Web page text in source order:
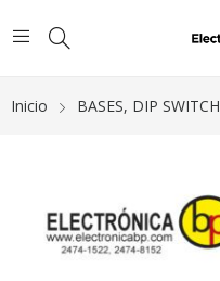
Inicio BASES, DIP SWITCH